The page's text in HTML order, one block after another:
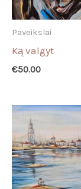
Paveikslai
Ką valgyt
€50.00